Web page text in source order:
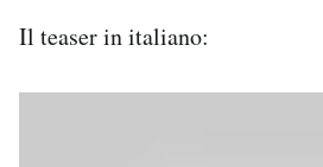
Il teaser in italiano: